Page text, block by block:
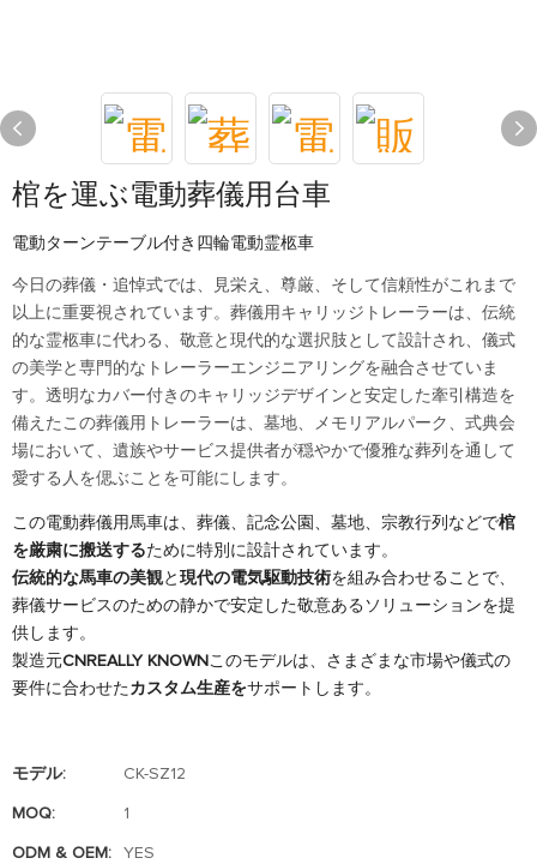
棺を運ぶ電動葬儀用台車
電動ターンテーブル付き四輪電動霊柩車
今日の葬儀・追悼式では、見栄え、尊厳、そして信頼性がこれまで
以上に重要視されています。葬儀用キャリッジトレーラーは、伝統
的な霊柩車に代わる、敬意と現代的な選択肢として設計され、儀式
の美学と専門的なトレーラーエンジニアリングを融合させていま
す。透明なカバー付きのキャリッジデザインと安定した牽引構造を
備えたこの葬儀用トレーラーは、墓地、メモリアルパーク、式典会
場において、遺族やサービス提供者が穏やかで優雅な葬列を通して
愛する人を偲ぶことを可能にします。
この電動葬儀用馬車は、葬儀、記念公園、墓地、宗教行列などで棺
を厳粛に搬送するために特別に設計されています。
伝統的な馬車の美観と 現代の電気駆動技術を組み合わせることで、
葬儀サービスのための静かで安定した敬意あるソリューションを提
供します。
製造元CNREALLY KNOWN このモデルは、さまざまな市場や儀式の
要件に合わせたカスタム生産をサポートします。
モデル: CK-SZ12
MOQ: 1
ODM & OEM: YES